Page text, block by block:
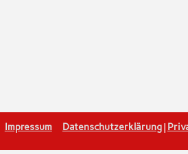
Impressum Datenschutzerklärung|